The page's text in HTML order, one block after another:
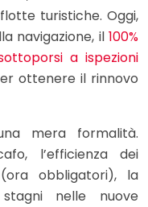
turistiche. Oggi,
navigazione, il 100%
a ispezioni
ottenere il rinnovo
mera formalità.
l’efficienza dei
obbligatori), la
nelle nuove